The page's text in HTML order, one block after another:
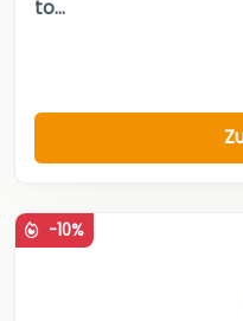
to...
-10%